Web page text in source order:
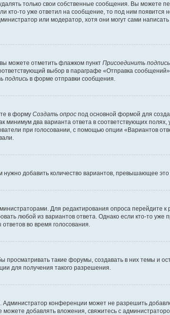
только свои собственные сообщения. Вы можете
кто-то уже ответил на сообщение, то под ним появится
или модератор, хотя они могут сами
можете отметить флажком пункт Присоединить подпись
выбор в параграфе «Отправка
подпись в форме отправки сообщения.
в форму Создать опрос под основной формой для
два варианта ответа в соответствующих
при голосовании, с помощью опции «Вариантов
добавить количество вариантов, превышающее
Для редактирования опроса перейдите
любой из вариантов ответа. Однако если кто-то
во время голосования.
такие форумы, создавать в них темы и
для получения такого разрешения.
конференции может не разрешить
добавлять вложения, свяжитесь с